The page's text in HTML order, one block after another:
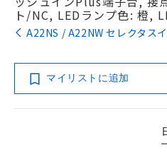
ト/NC, LEDランプ色: 橙,
A22NS / A22NW セレクタス
マイリストに追加